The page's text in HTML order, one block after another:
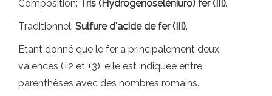
Composition: Tris (Hydrogenoseléniuro) fer (III).
Traditionnel: Sulfure d'acide de fer (III).
Étant donné que le fer a principalement deux
valences (+2 et +3), elle est indiquée entre
parenthèses avec des nombres romains.